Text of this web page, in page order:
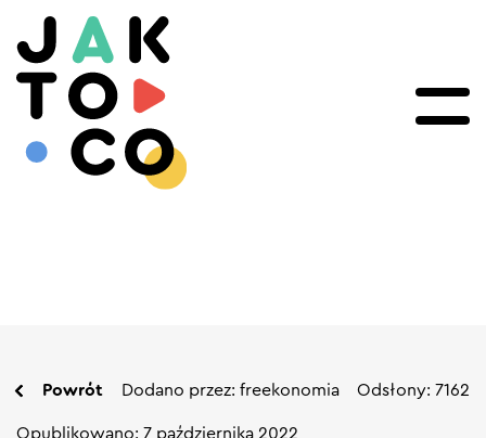
Powrót Dodano przez: freekonomia Odsłony: 7162
Opublikowano: 7 października 2022